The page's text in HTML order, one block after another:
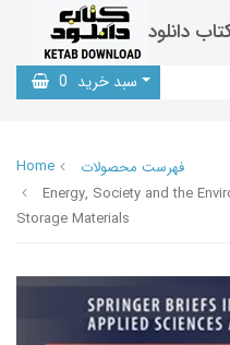
دانلود
سبد خرید 0
Home
فهرست محصولات
Energy, Society and the
Storage Materials